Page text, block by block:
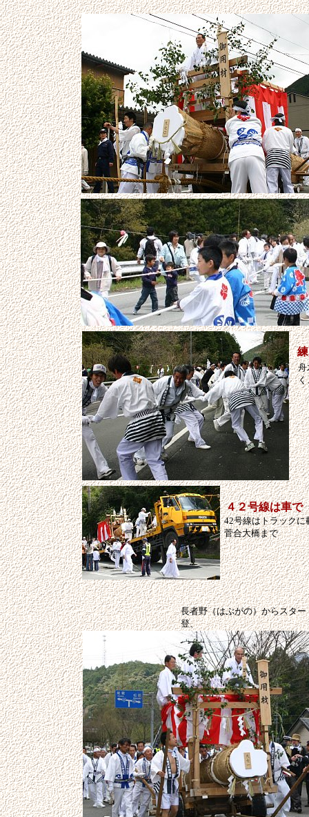
４２号線は車で
舟
く
長者野（はぶがの）からスタ
登、
中村、出谷、長者野、大滝、
42号線はトラックに
菅合大橋まで